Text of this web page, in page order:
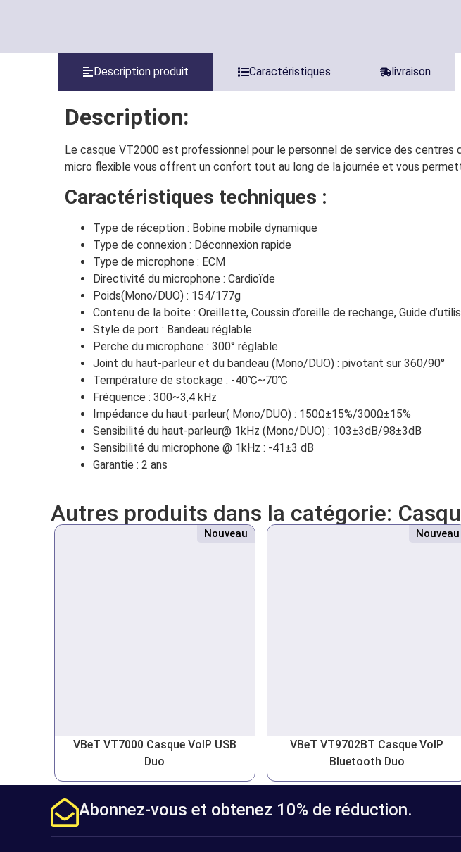
Description produit Caractéristiques livraison
Description:
Le casque VT2000 est professionnel pour le personnel de service des
micro flexible vous offrent un confort tout au long de la journée et vous
Caractéristiques techniques :
Type de réception : Bobine mobile dynamique
Type de connexion : Déconnexion rapide
Type de microphone : ECM
Directivité du microphone : Cardioïde
Poids(Mono/DUO) : 154/177g
Contenu de la boîte : Oreillette, Coussin d’oreille de rechange, Guide
Style de port : Bandeau réglable
Perche du microphone : 300° réglable
Joint du haut-parleur et du bandeau (Mono/DUO) : pivotant sur 360/90°
Température de stockage : -40℃~70℃
Fréquence : 300~3,4 kHz
Impédance du haut-parleur( Mono/DUO) : 150Ω±15%/300Ω±15%
Sensibilité du haut-parleur@ 1kHz (Mono/DUO) : 103±3dB/98±3dB
Sensibilité du microphone @ 1kHz : -41±3 dB
Garantie : 2 ans
Autres produits dans la catégorie:
Nouveau
VBeT VT7000 Casque VoIP USB
Duo
Nouveau
VBeT VT9702BT Casque VoIP
Bluetooth Duo
Abonnez-vous et obtenez 10% de réduction.